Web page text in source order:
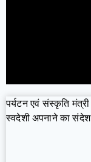
पर्यटन एवं संस्कृति
स्वदेशी अपनाने का संदेश